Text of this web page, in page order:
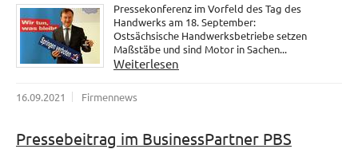
Pressekonferenz im Vorfeld des Tag des
Handwerks am 18. September:
Ostsächsische Handwerksbetriebe setzen
Maßstäbe und sind Motor in Sachen...
Weiterlesen
16.09.2021 Firmennews
Pressebeitrag im BusinessPartner PBS